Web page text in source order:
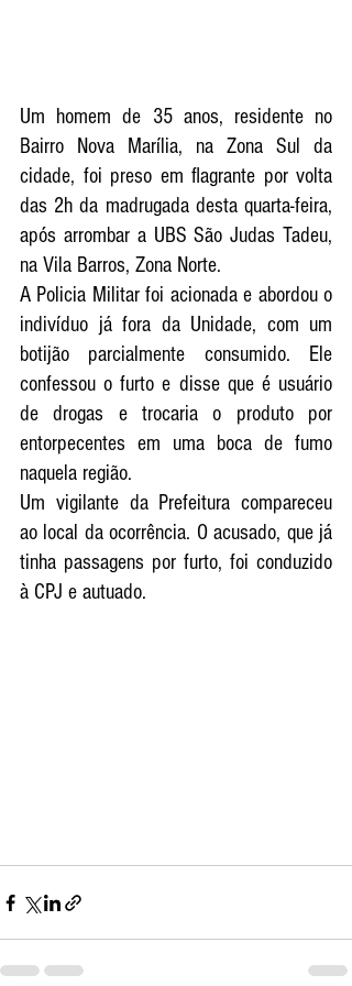
Um homem de 35 anos, residente no
Bairro Nova Marília, na Zona Sul da
cidade, foi preso em flagrante por volta
das 2h da madrugada desta quarta-feira,
após arrombar a UBS São Judas Tadeu,
na Vila Barros, Zona Norte.
A Policia Militar foi acionada e abordou o
indivíduo já fora da Unidade, com um
botijão parcialmente consumido. Ele
confessou o furto e disse que é usuário
de drogas e trocaria o produto por
entorpecentes em uma boca de fumo
naquela região.
Um vigilante da Prefeitura compareceu
ao local da ocorrência. O acusado, que já
tinha passagens por furto, foi conduzido
à CPJ e autuado.